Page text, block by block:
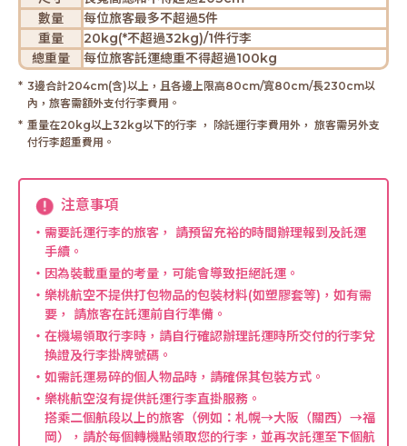
數量
每位旅客最多不超過5件
重量
20kg(*不超過32kg)/1件行李
總重量
每位旅客託運總重不得超過100kg
3邊合計204cm(含)以上，且各邊上限高80cm/寬80cm/長230cm以
內，旅客需額外支付行李費用。
重量在20kg以上32kg以下的行李 ， 除託運行李費用外， 旅客需另外支
付行李超重費用。
注意事項
・需要託運行李的旅客， 請預留充裕的時間辦理報到及託運
手續。
・因為裝載重量的考量，可能會導致拒絕託運。
・樂桃航空不提供打包物品的包裝材料(如塑膠套等)，如有需
要， 請旅客在託運前自行準備。
・在機場領取行李時，請自行確認辦理託運時所交付的行李兌
換證及行李掛牌號碼。
・如需託運易碎的個人物品時，請確保其包裝方式。
・樂桃航空沒有提供託運行李直掛服務。
搭乘二個航段以上的旅客（例如：札幌→大阪（關西）→福
岡），請於每個轉機點領取您的行李，並再次託運至下個航